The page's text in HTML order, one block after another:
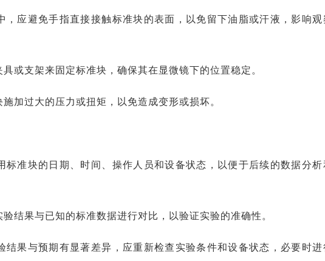
，应避免手指直接接触标准块的表面，以免留下油脂或汗液，影响观
或支架来固定标准块，确保其在显微镜下的位置稳定。
加过大的压力或扭矩，以免造成变形或损坏。
标准块的日期、时间、操作人员和设备状态，以便于后续的数据分析
结果与已知的标准数据进行对比，以验证实验的准确性。
结果与预期有显著差异，应重新检查实验条件和设备状态，必要时进